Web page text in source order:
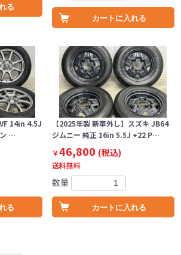
る
カートに入れる
14in 4.5J
…
る
【2025年製 新車外し】スズキ JB64
ジムニー 純正 16in 5.5J +22 P…
￥46,800 (税込)
送料無料
数量
カートに入れる